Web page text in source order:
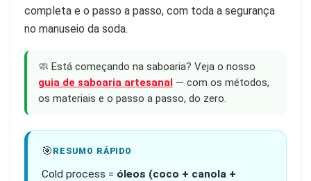
completa e o passo a passo, com toda a segurança
no manuseio da soda.
🧼 Está começando na saboaria? Veja o nosso
guia de saboaria artesanal — com os métodos,
os materiais e o passo a passo, do zero.
🎯 RESUMO RÁPIDO
Cold process = óleos (coco + canola +